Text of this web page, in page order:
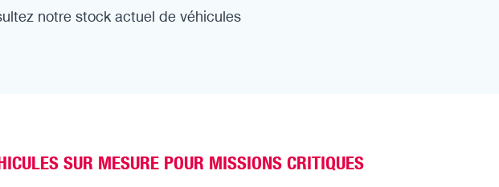
notre stock actuel de véhicules
SUR MESURE POUR MISSIONS CRITIQUES